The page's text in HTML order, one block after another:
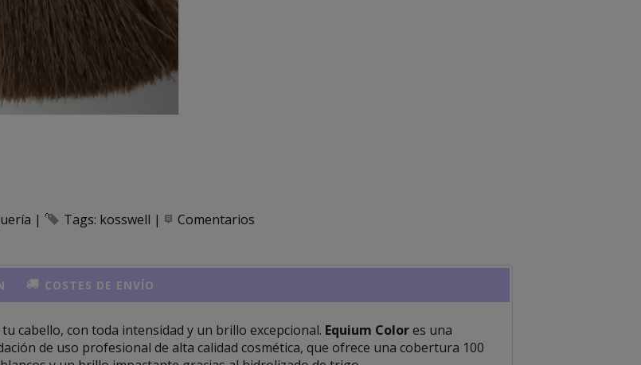
| Tags: kosswell | Comentarios
COSTES DE ENVÍO
cabello, con toda intensidad y un brillo excepcional. Equium Colores una
de uso profesional de alta calidad cosmética, que ofrece una cobertura 100